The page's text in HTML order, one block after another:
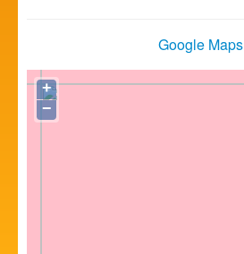
Google Maps
+
−